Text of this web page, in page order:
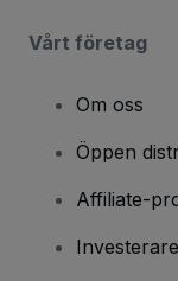
Vårt företag
Om oss
Öppen
Affiliate-
Investerare